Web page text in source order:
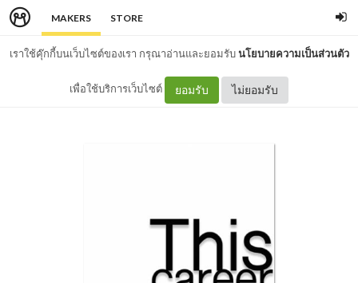
MAKERS STORE
เราใช้คุ๊กกี้บนเว็บไซต์ของเรา กรุณาอ่านและยอมรับนโยบายความเป็นส่วนตัว
เพื่อใช้บริการเว็บไซต์ ยอมรับ ไม่ยอมรับ